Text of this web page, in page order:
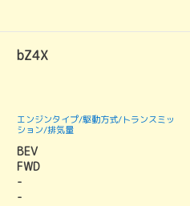
bZ4X
エンジンタイプ/駆動方式/トランスミッ
ション/排気量
BEV
FWD
-
-